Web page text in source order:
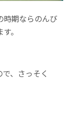
時期ならのんび
。
、さっそく